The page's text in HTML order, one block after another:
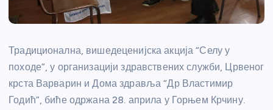
Традиционална, вишедеценијска акција “Селу у
походе”, у организацији здравствених служби, Црвеног
крста Варварин и Дома здравља “Др Властимир
Годић”, биће одржана 28. априла у Горњем Крчину.